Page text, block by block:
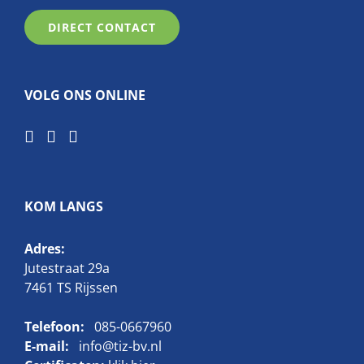
DIRECT CONTACT
VOLG ONS ONLINE
KOM LANGS
Adres:
Jutestraat 29a
7461 TS Rijssen
Telefoon: 085-0667960
E-mail:
info@tiz-bv.nl